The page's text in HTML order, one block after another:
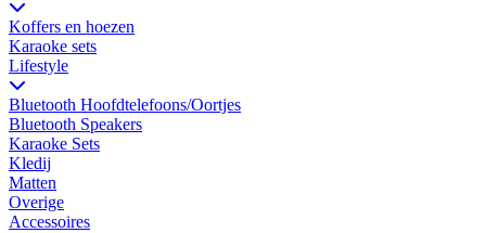
Koffers en hoezen
Karaoke sets
Lifestyle
Bluetooth Hoofdtelefoons/Oortjes
Bluetooth Speakers
Karaoke Sets
Kledij
Matten
Overige
Accessoires